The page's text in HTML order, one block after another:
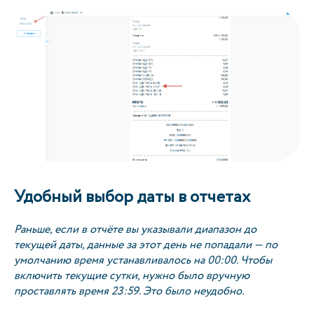
Удобный выбор даты в отчетах
Раньше, если в отчёте вы указывали диапазон до
текущей даты, данные за этот день не попадали — по
умолчанию время устанавливалось на 00:00. Чтобы
включить текущие сутки, нужно было вручную
проставлять время 23:59. Это было неудобно.